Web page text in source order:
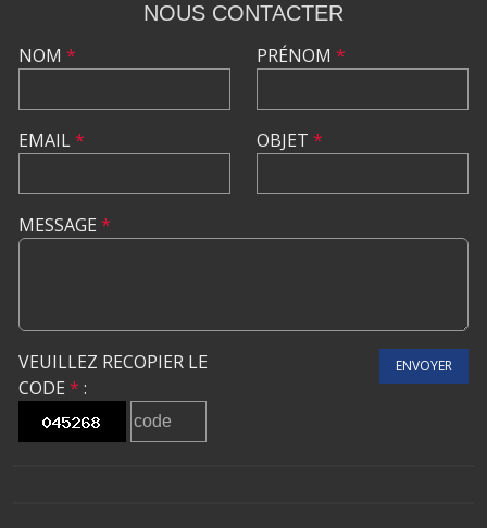
NOUS CONTACTER
NOM *
EMAIL*
PRÉNOM *
OBJET *
MESSAGE *
VEUILLEZ RECOPIER LE
CODE * :
ENVOYER